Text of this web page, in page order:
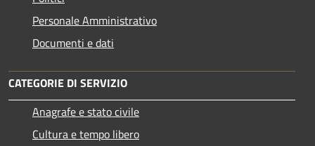
Personale Amministrativo
Documenti e dati
CATEGORIE DI SERVIZIO
Anagrafe e stato civile
Cultura e tempo libero